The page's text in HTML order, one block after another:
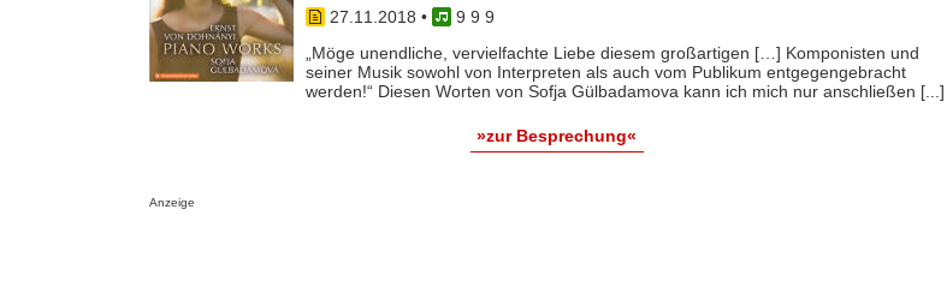
27.11.2018 •
9 9 9
„Möge unendliche, vervielfachte Liebe diesem großartigen […] Komponisten und
seiner Musik sowohl von Interpreten als auch vom Publikum entgegengebracht
werden!“ Diesen Worten von Sofja Gülbadamova kann ich mich nur anschließen [...]
»zur Besprechung«
Anzeige